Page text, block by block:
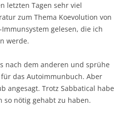
letzten Tagen sehr viel
zum Thema Koevolution von
gelesen, die ich
werde.
nach dem anderen und sprühe
das Autoimmunbuch. Aber
angesagt. Trotz Sabbatical habe
so nötig gehabt zu haben.